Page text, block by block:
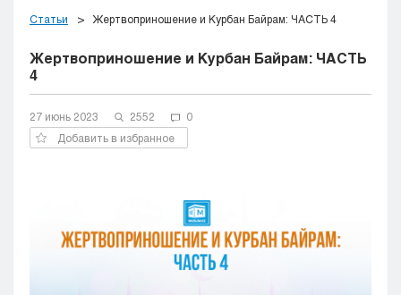
Актобе
Жезказган
Караганда
Кокшетау
Костанай
Кызылорда
Талдыкорган
Тараз
Статьи Жертвоприношение и Курбан Байрам: ЧАСТЬ 4
Жертвоприношение и Курбан Байрам: ЧАСТЬ
4
27 июнь 2023 2552
0
Добавить в избранное